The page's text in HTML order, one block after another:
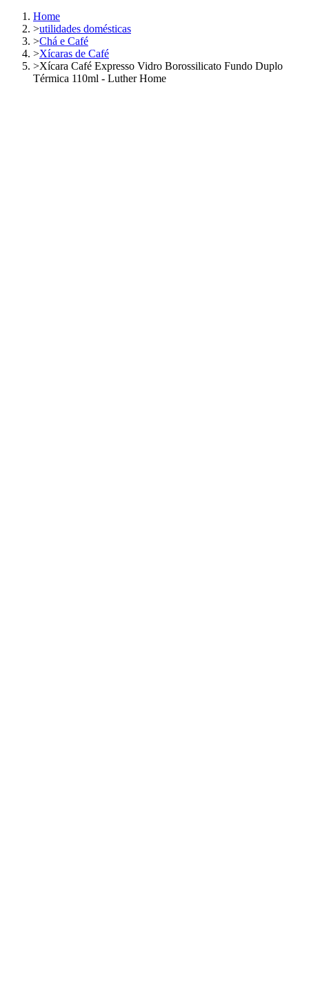
Home
>utilidades domésticas
>Chá e Café
>Xícaras de Café
>Xícara Café Expresso Vidro Borossilicato Fundo Duplo
Térmica 110ml - Luther Home